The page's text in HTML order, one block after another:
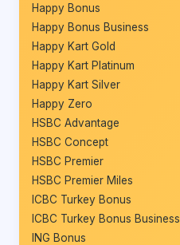
Happy Bonus
Happy Bonus Business
Happy Kart Gold
Happy Kart Platinum
Happy Kart Silver
Happy Zero
HSBC Advantage
HSBC Concept
HSBC Premier
HSBC Premier Miles
ICBC Turkey Bonus
ICBC Turkey Bonus Business
ING Bonus